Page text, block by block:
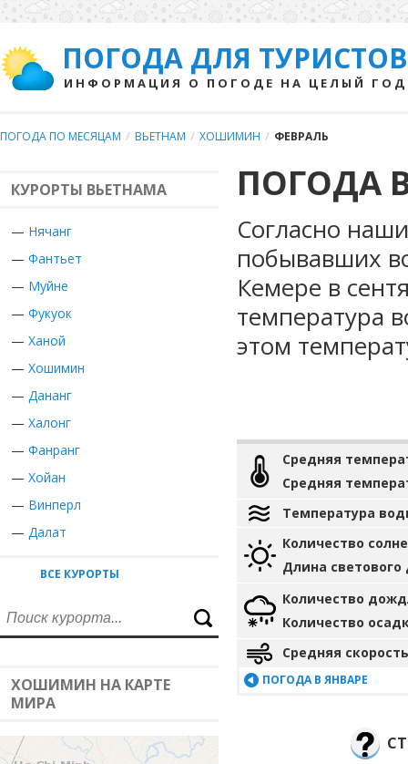
ПОГОДА ДЛЯ ТУРИСТОВ
ИНФОРМАЦИЯ О ПОГОДЕ НА ЦЕЛЫЙ ГОД
ПОГОДА ПО МЕСЯЦАМ / ВЬЕТНАМ / ХОШИМИН / ФЕВРАЛЬ
КУРОРТЫ ВЬЕТНАМА
— Нячанг
— Фантьет
— Муйне
— Фукуок
— Ханой
— Хошимин
— Дананг
— Халонг
— Фанранг
— Хойан
— Винперл
— Далат
ВСЕ КУРОРТЫ
ХОШИМИН НА КАРТЕ
МИРА
ПОГОДА
Согласно
побывавших
Кемере в
температура
этом
Средняя
Средняя
Температура
Количество
Длина светового
Количество
Количество
Средняя
ПОГОДА В ЯНВАРЕ